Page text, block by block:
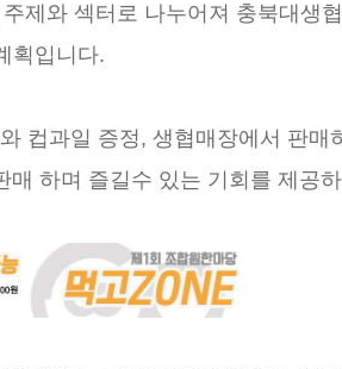
제와 섹터로 나누어져 충북대생
획입니다.
컵과일 증정, 생협매장에서 판
매 하며 즐길수 있는 기회를 제공